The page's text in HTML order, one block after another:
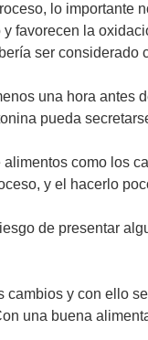
lo importante
favorecen la
ser
una hora antes
pueda
como los
y el hacerlo
de presentar
y con ello
una buena